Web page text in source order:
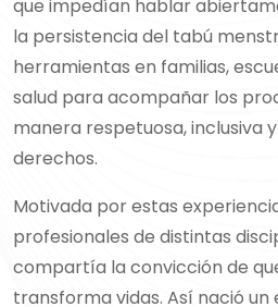
que impedían hablar
la persistencia del tabú
herramientas en familias,
salud para acompañar los
manera respetuosa, inclusiva
derechos.
Motivada por estas
profesionales de distintas
compartía la convicción de
transforma vidas. Así nació